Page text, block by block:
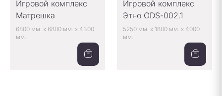
Игровой комплекс
Матрешка
6800 мм. x 6800 мм. x 4300
мм.
Игровой комплекс
Этно ODS-002.1
5250 мм. x 1800 мм. x 4000
мм.